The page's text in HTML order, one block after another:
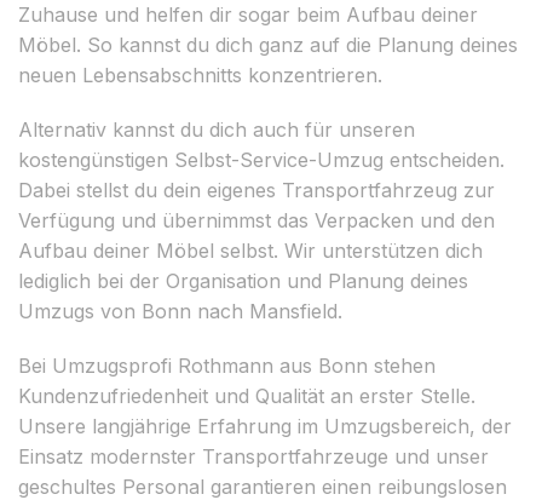
Zuhause und helfen dir sogar beim Aufbau deiner
Möbel. So kannst du dich ganz auf die Planung deines
neuen Lebensabschnitts konzentrieren.
Alternativ kannst du dich auch für unseren
kostengünstigen Selbst-Service-Umzug entscheiden.
Dabei stellst du dein eigenes Transportfahrzeug zur
Verfügung und übernimmst das Verpacken und den
Aufbau deiner Möbel selbst. Wir unterstützen dich
lediglich bei der Organisation und Planung deines
Umzugs von Bonn nach Mansfield.
Bei Umzugsprofi Rothmann aus Bonn stehen
Kundenzufriedenheit und Qualität an erster Stelle.
Unsere langjährige Erfahrung im Umzugsbereich, der
Einsatz modernster Transportfahrzeuge und unser
geschultes Personal garantieren einen reibungslosen